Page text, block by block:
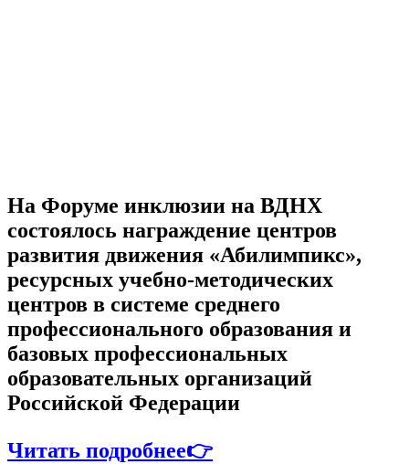
На Форуме инклюзии на ВДНХ
состоялось награждение центров
развития движения «Абилимпикс»,
ресурсных учебно-методических
центров в системе среднего
профессионального образования и
базовых профессиональных
образовательных организаций
Российской Федерации
Читать подробнее👉